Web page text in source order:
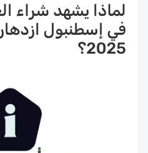
لماذا يشهد شراء
في إسطنبول
2025؟